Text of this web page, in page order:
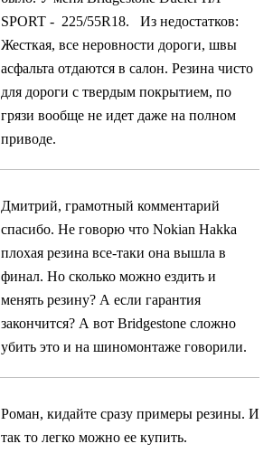
SPORT - 225/55R18. Из недостатков:
Жесткая, все неровности дороги, швы
асфальта отдаются в салон. Резина чисто
для дороги с твердым покрытием, по
грязи вообще не идет даже на полном
приводе.
Дмитрий, грамотный комментарий
спасибо. Не говорю что Nokian Hakka
плохая резина все-таки она вышла в
финал. Но сколько можно ездить и
менять резину? А если гарантия
закончится? А вот Bridgestone сложно
убить это и на шиномонтаже говорили.
Роман, кидайте сразу примеры резины. И
так то легко можно ее купить.